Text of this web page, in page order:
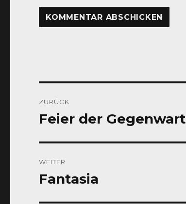
ZURÜCK
Vorheriger
Feier der Gegenwart
WEITER
Nächster
Fantasia